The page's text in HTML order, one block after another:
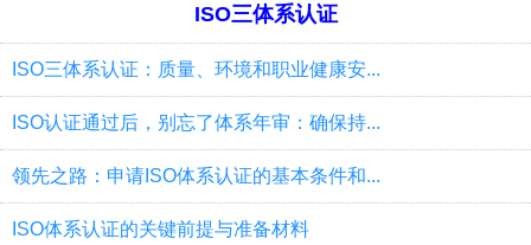
ISO三体系认证
ISO三体系认证：质量、环境和职业健康安...
ISO认证通过后，别忘了体系年审：确保持...
领先之路：申请ISO体系认证的基本条件和...
ISO体系认证的关键前提与准备材料